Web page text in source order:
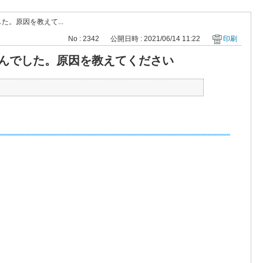
。原因を教えて...
No : 2342 公開日時 : 2021/06/14 11:22 印刷
でした。原因を教えてください